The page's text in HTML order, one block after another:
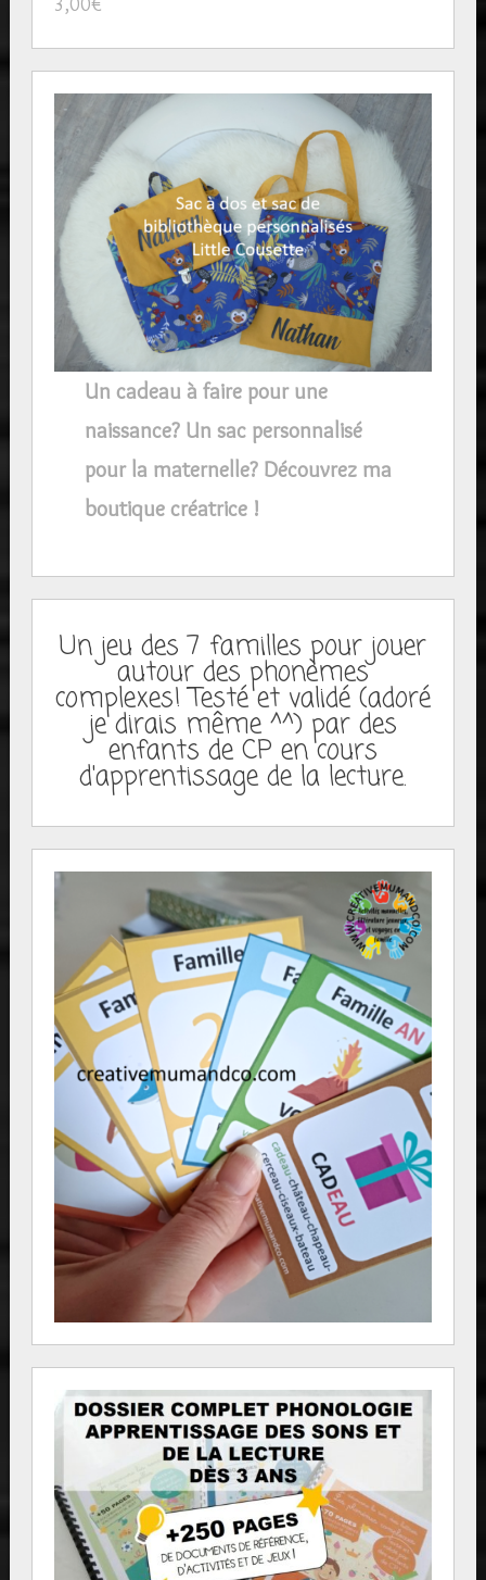
Un cadeau à faire pour une
naissance? Un sac personnalisé
pour la maternelle? Découvrez ma
boutique créatrice !
Un jeu des 7 familles pour jouer
autour des phonèmes
complexes! Testé et validé (adoré
je dirais même ^^) par des
enfants de CP en cours
d'apprentissage de la lecture.